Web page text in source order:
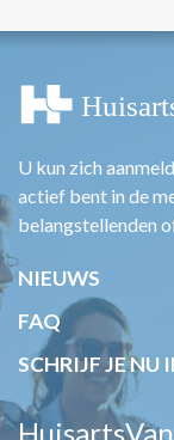
U kun zich
actief bent in de
belangstellenden
NIEUWS
FAQ
SCHRIJF JE NU